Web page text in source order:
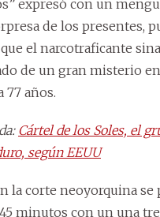
expresó con un
de los presentes,
el narcotraficante
de un gran misterio
77 años.
Cártel de los Soles, el
según EEUU
la corte neoyorquina se
minutos con un una